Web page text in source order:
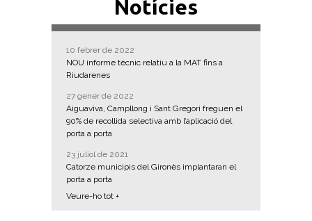
Notícies
10 febrer de 2022
NOU informe tècnic relatiu a la MAT fins a
Riudarenes
27 gener de 2022
Aiguaviva, Campllong i Sant Gregori freguen el
90% de recollida selectiva amb l’aplicació del
porta a porta
23 juliol de 2021
Catorze municipis del Gironès implantaran el
porta a porta
Veure-ho tot +